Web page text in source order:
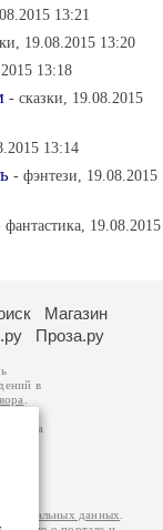
13:21
19.08.2015 13:20
13:18
- сказки, 19.08.2015
13:14
- фэнтези, 19.08.2015
фантастика, 19.08.2015
Магазин
Проза.ру
в
за
данных